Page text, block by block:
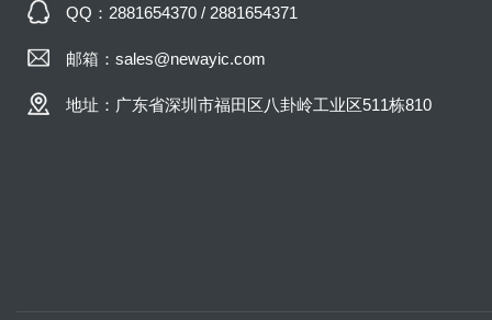
QQ：2881654370 / 2881654371
邮箱：sales@newayic.com
地址：广东省深圳市福田区八卦岭工业区511栋810